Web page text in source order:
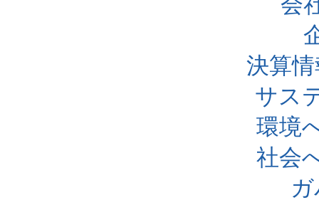
決算
サス
環境
社会